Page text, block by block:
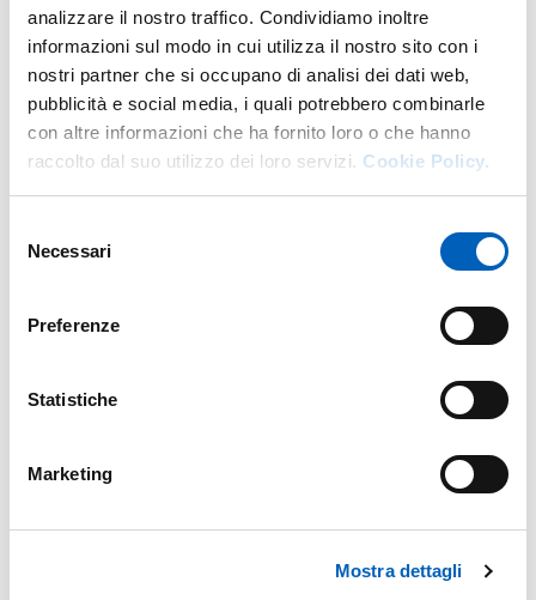
analizzare il nostro traffico. Condividiamo inoltre
informazioni sul modo in cui utilizza il nostro sito con i
nostri partner che si occupano di analisi dei dati web,
pubblicità e social media, i quali potrebbero combinarle
con altre informazioni che ha fornito loro o che hanno
raccolto dal suo utilizzo dei loro servizi. Cookie Policy.
delNecessari
Preferenze
Statistiche
Marketing
Mostra dettagli
Prof.Andrea Cattaneo
Fa parte di
Mappa